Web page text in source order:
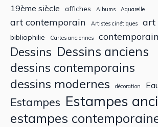
19ème siècle affiches Albums Aquarelle
art contemporain Artistes cinétiques art
bibliophilie Cartes anciennes contemporain
Dessins Dessins anciens
dessins contemporains
dessins modernes décoration
Estampes Estampes
estampes